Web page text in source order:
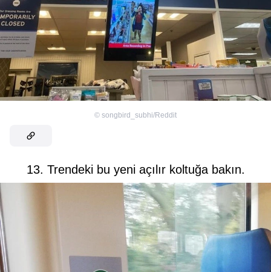
© songbird_subhi/Reddit
13. Trendeki bu yeni açılır koltuğa bakın.